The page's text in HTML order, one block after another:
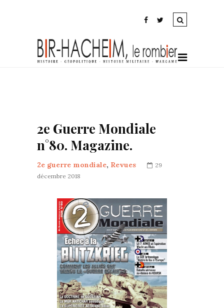
2e Guerre Mondiale
n°80. Magazine.
2e guerre mondiale, Revues
29
décembre 2018